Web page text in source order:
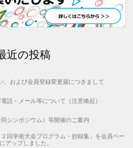
近の投稿
、および会員登録変更届につきまして
話・メール等について（注意喚起）
シンポジウム）等開催のご案内
２回学術大会プログラム・抄録集」を会員ペー
アップしました。